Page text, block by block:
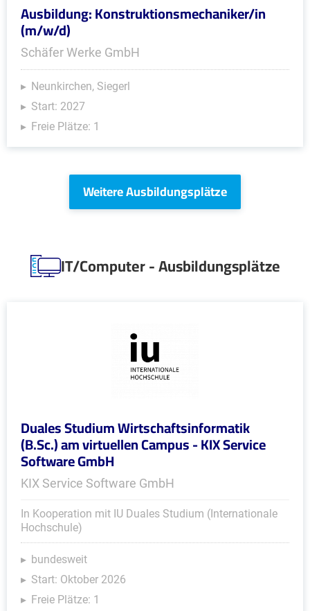
Ausbildung: Konstruktionsmechaniker/in
(m/w/d)
Schäfer Werke GmbH
Neunkirchen, Siegerl
Start: 2027
Freie Plätze: 1
Weitere Ausbildungsplätze
IT/Computer - Ausbildungsplätze
Duales Studium Wirtschaftsinformatik
(B.Sc.) am virtuellen Campus - KIX Service
Software GmbH
KIX Service Software GmbH
In Kooperation mit IU Duales Studium (Internationale
Hochschule)
bundesweit
Start: Oktober 2026
Freie Plätze: 1